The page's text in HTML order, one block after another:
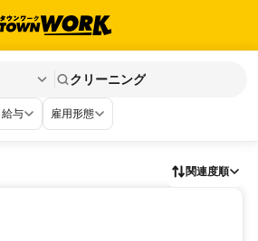
クリーニング
給与 雇用形態
関連度順